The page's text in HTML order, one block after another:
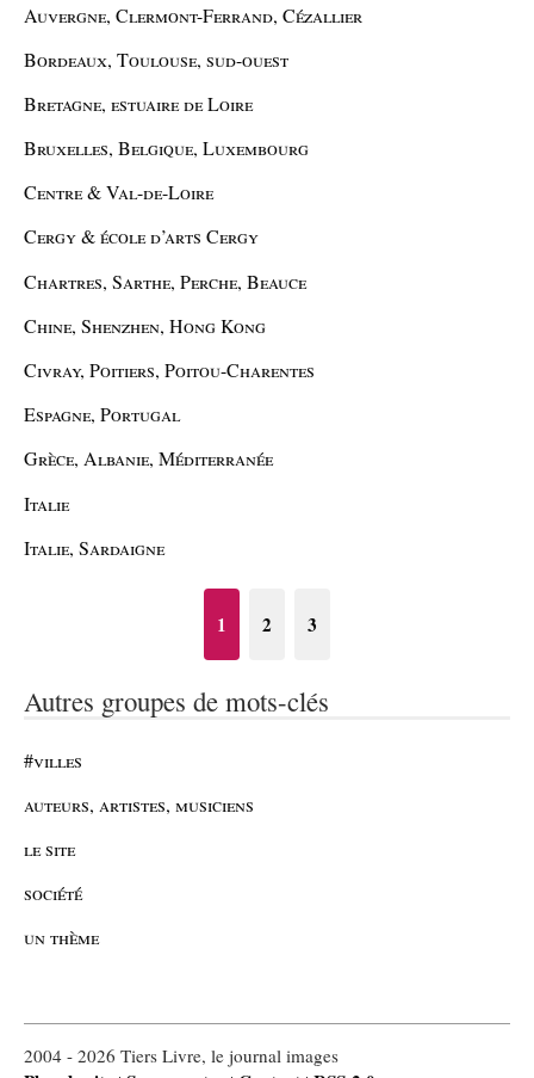
Auvergne, Clermont-Ferrand, Cézallier
Bordeaux, Toulouse, sud-ouest
Bretagne, estuaire de Loire
Bruxelles, Belgique, Luxembourg
Centre & Val-de-Loire
Cergy & école d’arts Cergy
Chartres, Sarthe, Perche, Beauce
Chine, Shenzhen, Hong Kong
Civray, Poitiers, Poitou-Charentes
Espagne, Portugal
Grèce, Albanie, Méditerranée
Italie
Italie, Sardaigne
1 2 3
Autres groupes de mots-clés
#villes
auteurs, artistes, musiciens
le site
société
un thème
2004 - 2026 Tiers Livre, le journal images